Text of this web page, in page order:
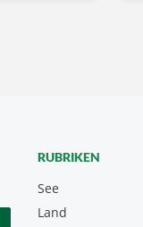
RUBRIKEN
See
Land